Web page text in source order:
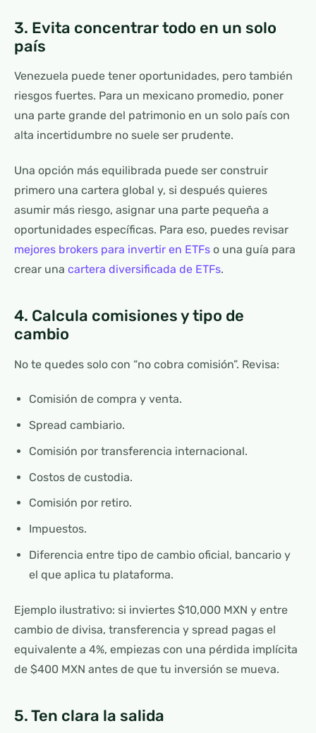
3. Evita concentrar todo en un solo
país
Venezuela puede tener oportunidades, pero también
riesgos fuertes. Para un mexicano promedio, poner
una parte grande del patrimonio en un solo país con
alta incertidumbre no suele ser prudente.
Una opción más equilibrada puede ser construir
primero una cartera global y, si después quieres
asumir más riesgo, asignar una parte pequeña a
oportunidades específicas. Para eso, puedes revisar
mejores brokers para invertir en ETFs o una guía para
crear una cartera diversificada de ETFs.
4. Calcula comisiones y tipo de
cambio
No te quedes solo con “no cobra comisión”. Revisa:
Comisión de compra y venta.
Spread cambiario.
Comisión por transferencia internacional.
Costos de custodia.
Comisión por retiro.
Impuestos.
Diferencia entre tipo de cambio oficial, bancario y
el que aplica tu plataforma.
Ejemplo ilustrativo: si inviertes $10,000 MXN y entre
cambio de divisa, transferencia y spread pagas el
equivalente a 4%, empiezas con una pérdida implícita
de $400 MXN antes de que tu inversión se mueva.
5. Ten clara la salida